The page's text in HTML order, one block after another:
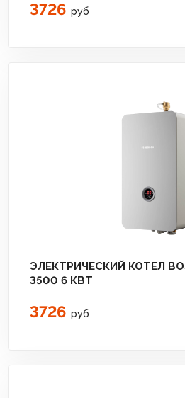
3726 руб
ЭЛЕКТРИЧЕСКИЙ КОТЕЛ
3500 6 КВТ
3726 руб